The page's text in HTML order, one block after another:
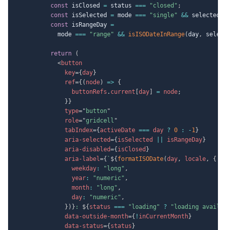
const isClosed = status === "closed" ;
const isSelected = mode === "single" &&
const isRangeDay =
            mode
=== "range" && isISODateInRange(day,
return
(
<button
key={day}
ref={ ( node) => {
                buttonRefs
. current day = node;
} }
type=" button"
role="gridcell "
tabIndex={activeDate === day ? 0 : - 1}
aria-selected={ isSelected isRangeDay}
aria-disabled={ isClosed }
aria-label={ ` ${ formatISODate(day, locale,
{
                weekday
: "long" ,
                year
: "numeric" ,
                month
: "long" ,
                day
: "numeric" ,
} ) } : ${ status === "loading" ?
"loading
data-outside-month={ ! inCurrentMonth}
data-status={ status }